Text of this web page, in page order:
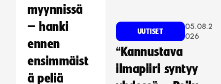
myynnissä
– hanki
ennen
ensimmäist
ä peliä
UUTISET
05.08.2
026
“Kannustava
ilmapiiri syntyy